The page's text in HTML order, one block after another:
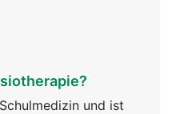
und ist